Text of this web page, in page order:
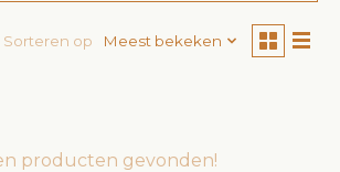
Sorteren op Meest bekeken
producten gevonden!